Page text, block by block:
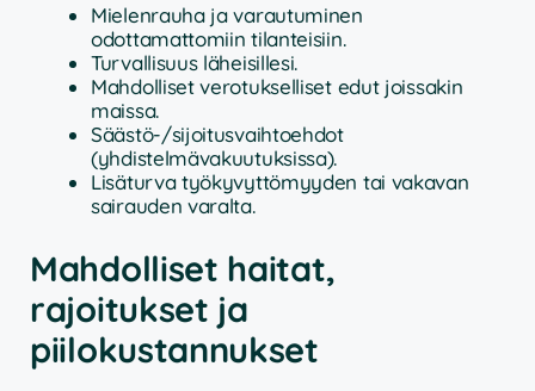
Mielenrauha ja varautuminen
odottamattomiin tilanteisiin.
Turvallisuus läheisillesi.
Mahdolliset verotukselliset edut joissakin
maissa.
Säästö-/sijoitusvaihtoehdot
(yhdistelmävakuutuksissa).
Lisäturva työkyvyttömyyden tai vakavan
sairauden varalta.
Mahdolliset haitat,
rajoitukset ja
piilokustannukset